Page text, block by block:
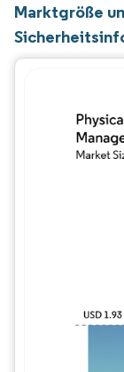
Marktgröße